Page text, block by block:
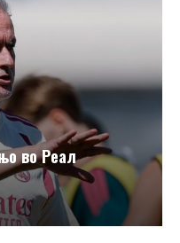
во Реал